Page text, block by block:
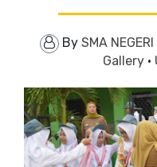
By SMA
Gallery ·